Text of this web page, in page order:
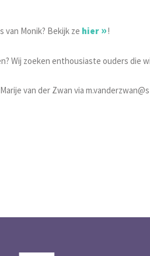
van Monik? Bekijk ze hier !
Wij zoeken enthousiaste ouders die
van der Zwan via